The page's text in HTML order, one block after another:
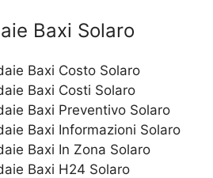
Baxi Solaro
Baxi Costo Solaro
Baxi Costi Solaro
Baxi Preventivo Solaro
Baxi Informazioni Solaro
Baxi In Zona Solaro
Baxi H24 Solaro